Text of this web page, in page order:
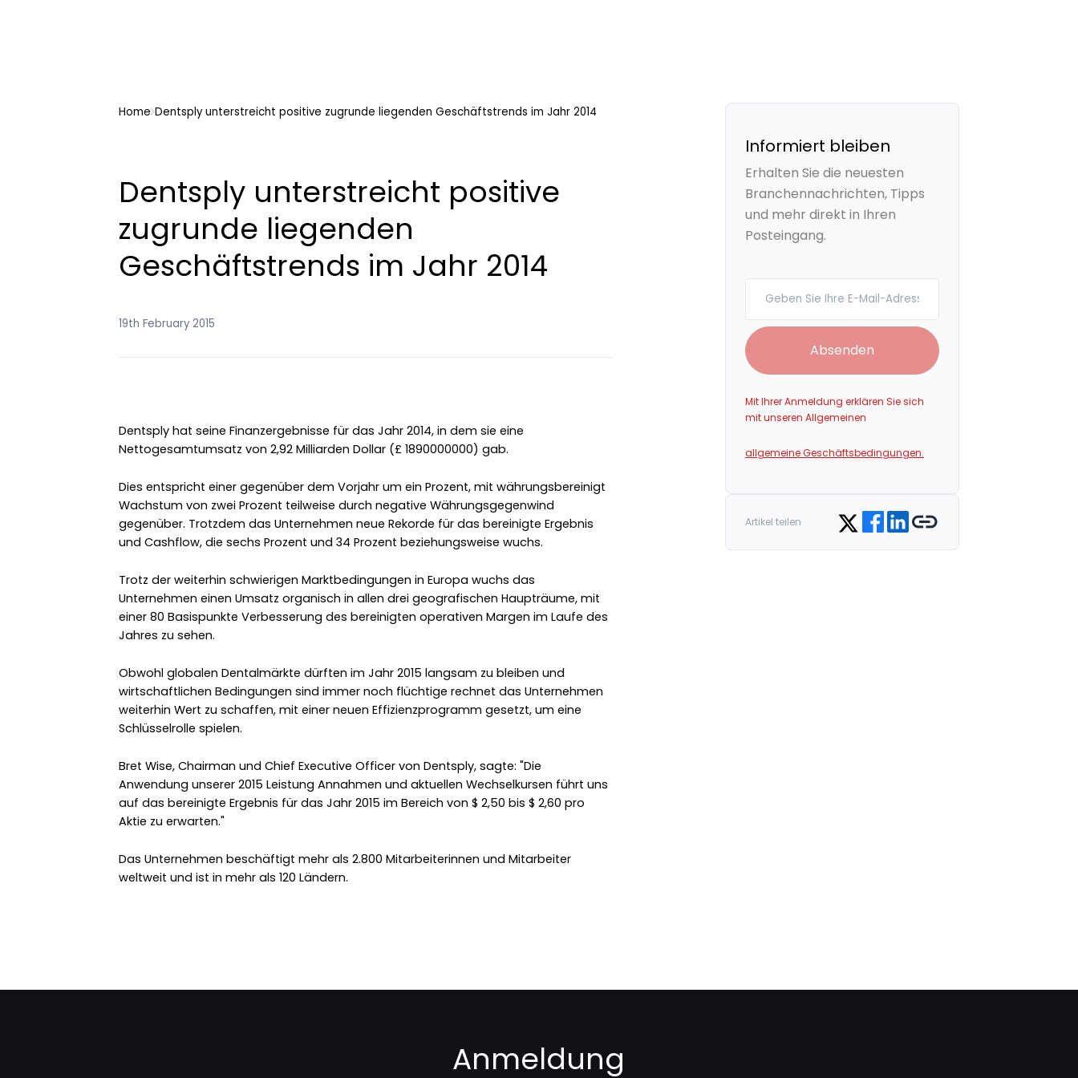
Home Dentsply unterstreicht positive zugrunde liegenden Geschäftstrends im Jahr 2014
Dentsply unterstreicht positive
zugrunde liegenden
Geschäftstrends im Jahr 2014
19th February 2015
Dentsply hat seine Finanzergebnisse für das Jahr 2014, in dem sie eine
Nettogesamtumsatz von 2,92 Milliarden Dollar (£ 1890000000) gab.
Dies entspricht einer gegenüber dem Vorjahr um ein Prozent, mit währungsbereinigt
Wachstum von zwei Prozent teilweise durch negative Währungsgegenwind
gegenüber. Trotzdem das Unternehmen neue Rekorde für das bereinigte Ergebnis
und Cashflow, die sechs Prozent und 34 Prozent beziehungsweise wuchs.
Trotz der weiterhin schwierigen Marktbedingungen in Europa wuchs das
Unternehmen einen Umsatz organisch in allen drei geografischen Haupträume, mit
einer 80 Basispunkte Verbesserung des bereinigten operativen Margen im Laufe des
Jahres zu sehen.
Obwohl globalen Dentalmärkte dürften im Jahr 2015 langsam zu bleiben und
wirtschaftlichen Bedingungen sind immer noch flüchtige rechnet das Unternehmen
weiterhin Wert zu schaffen, mit einer neuen Effizienzprogramm gesetzt, um eine
Schlüsselrolle spielen.
Bret Wise, Chairman und Chief Executive Officer von Dentsply, sagte: "Die
Anwendung unserer 2015 Leistung Annahmen und aktuellen Wechselkursen führt uns
auf das bereinigte Ergebnis für das Jahr 2015 im Bereich von $ 2,50 bis $ 2,60 pro
Aktie zu erwarten."
Das Unternehmen beschäftigt mehr als 2.800 Mitarbeiterinnen und Mitarbeiter
weltweit und ist in mehr als 120 Ländern.
Informiert bleiben
Erhalten Sie die neuesten
Branchennachrichten, Tipps
und mehr direkt in Ihren
Posteingang.
Absenden
Mit Ihrer Anmeldung erklären Sie sich
mit unseren Allgemeinen
allgemeine Geschäftsbedingungen.
Artikel teilen Share on Twitter
Share on Facebook
Share on LinkedIn
Copy link
Anmeldung